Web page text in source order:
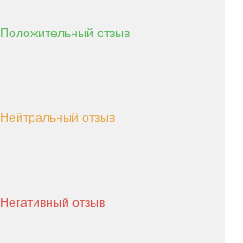
Положительный отзыв
Нейтральный отзыв
Негативный отзыв